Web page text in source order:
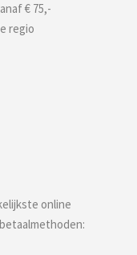
€ 75,-
regio
online